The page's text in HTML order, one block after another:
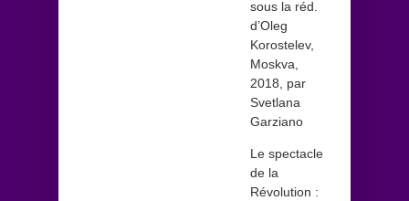
sous la réd.
d’Oleg
Korostelev,
Moskva,
2018, par
Svetlana
Garziano
Le spectacle
de la
Révolution :